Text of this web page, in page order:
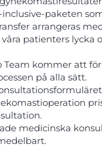
paketen
arrangeras
patienters lycka
Team kommer att
på alla sätt.
medicinska